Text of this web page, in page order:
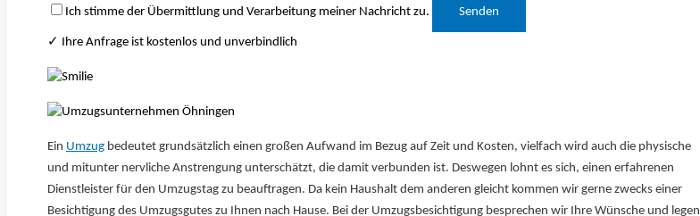
Ich stimme der Übermittlung und Verarbeitung meiner Nachricht zu.
Bitte lasse dieses Feld leer.
✓ Ihre Anfrage ist kostenlos und unverbindlich
Ein Umzug bedeutet grundsätzlich einen großen Aufwand im Bezug auf Zeit und Kosten, vielfach wird auch die physische
und mitunter nervliche Anstrengung unterschätzt, die damit verbunden ist. Deswegen lohnt es sich, einen erfahrenen
Dienstleister für den Umzugstag zu beauftragen. Da kein Haushalt dem anderen gleicht kommen wir gerne zwecks einer
Besichtigung des Umzugsgutes zu Ihnen nach ​Hause. Bei der Umzugsbesichtigung besprechen wir Ihre Wünsche und legen